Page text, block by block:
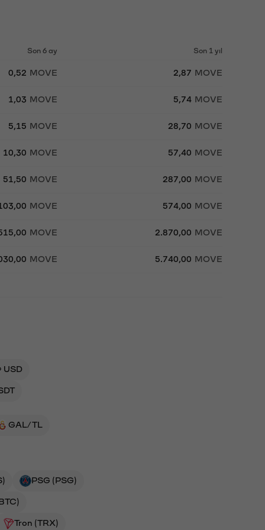
Son 6 ay Son 1 yıl
0,52 MOVE 2,87 MOVE
1,03 MOVE 5,74 MOVE
5,15 MOVE 28,70 MOVE
10,30 MOVE 57,40 MOVE
51,50 MOVE 287,00 MOVE
MOVE 574,00 MOVE
MOVE 2.870,00 MOVE
MOVE 5.740,00 MOVE
USD
GAL/TL
PSG (PSG)
Tron (TRX)